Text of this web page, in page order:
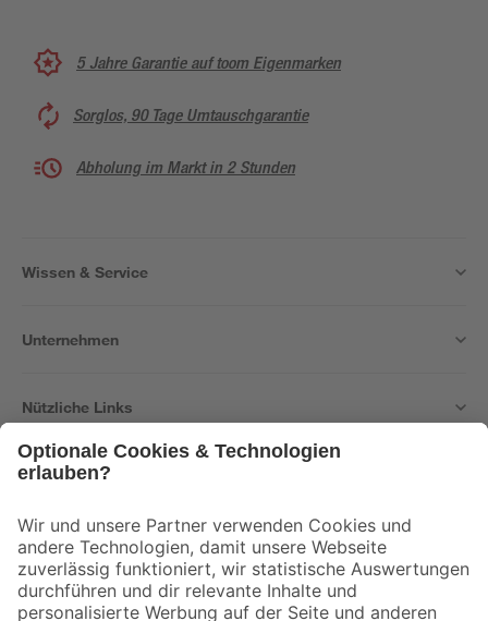
5 Jahre Garantie auf toom Eigenmarken
Sorglos, 90 Tage Umtauschgarantie
Abholung im Markt in 2 Stunden
Wissen & Service
Unternehmen
Nützliche Links
Der toom Newsletter: Keine Angebote und Aktionen mehr verpassen!
Zur Newsletter Anmeldung